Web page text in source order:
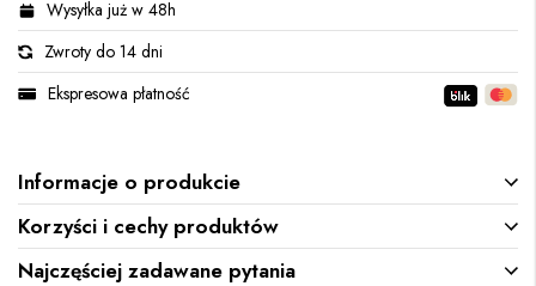
Wysyłka już w 48h
Zwroty do 14 dni
Ekspresowa płatność
Informacje o produkcie
Korzyści i cechy produktów
Najczęściej zadawane pytania